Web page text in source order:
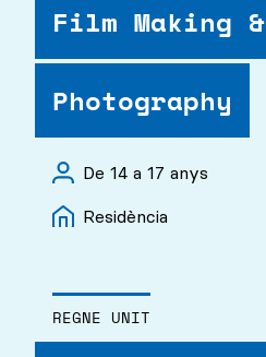
Film Making &
Photography
De 14 a 17 anys
Residència
REGNE UNIT